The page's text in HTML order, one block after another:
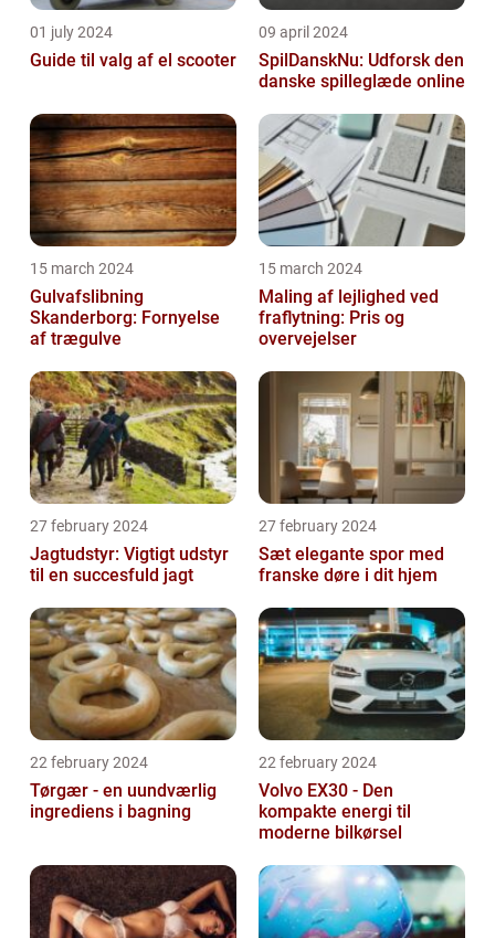
01 july 2024
Guide til valg af el scooter
09 april 2024
SpilDanskNu: Udforsk den
danske spilleglæde online
15 march 2024
Gulvafslibning
Skanderborg: Fornyelse
af trægulve
15 march 2024
Maling af lejlighed ved
fraflytning: Pris og
overvejelser
27 february 2024
Jagtudstyr: Vigtigt udstyr
til en succesfuld jagt
27 february 2024
Sæt elegante spor med
franske døre i dit hjem
22 february 2024
Tørgær - en uundværlig
ingrediens i bagning
22 february 2024
Volvo EX30 - Den
kompakte energi til
moderne bilkørsel